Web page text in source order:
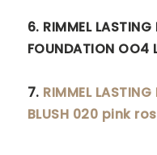
6. RIMMEL
FOUNDATION OO4
7. RIMMEL
BLUSH 020 pink